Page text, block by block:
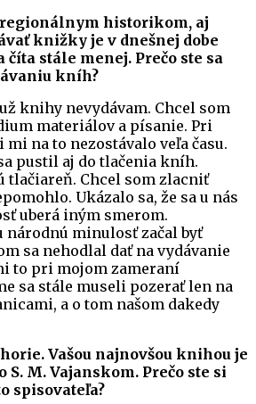
regionálnym historikom, aj
knižky je v dnešnej dobe
číta stále menej. Prečo ste sa
kníh?
knihy nevydávam. Chcel som
materiálov a písanie. Pri
na to nezostávalo veľa času.
pustil aj do tlačenia kníh.
tlačiareň. Chcel som zlacniť
Ukázalo sa, že sa u nás
uberá iným smerom.
národnú minulosť začal byť
sa nehodlal dať na vydávanie
to pri mojom zameraní
sa stále museli pozerať len na
a o tom našom dakedy
Vašou najnovšou knihou je
M. Vajanskom. Prečo ste si
spisovateľa?